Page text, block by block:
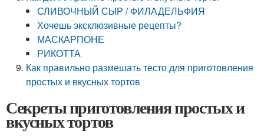
СЛИВОЧНЫЙ СЫР / ФИЛАДЕЛЬФИЯ
Хочешь эксклюзивные рецепты?
МАСКАРПОНЕ
РИКОТТА
Как правильно размешать тесто для приготовления
простых и вкусных тортов
Секреты приготовления простых и
вкусных тортов